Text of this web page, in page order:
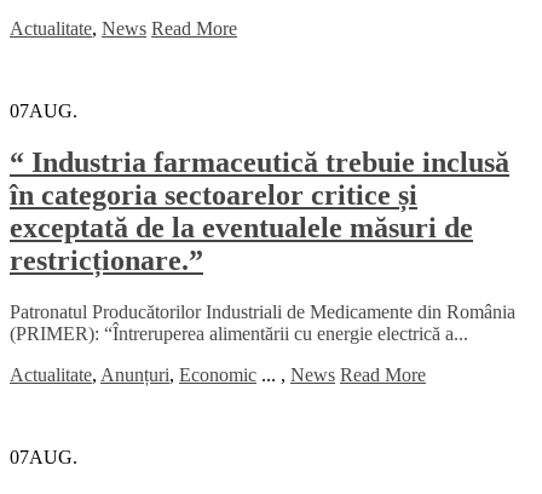
Actualitate, News Read More
07AUG.
“ Industria farmaceutică trebuie inclusă
în categoria sectoarelor critice și
exceptată de la eventualele măsuri de
restricționare.”
Patronatul Producătorilor Industriali de Medicamente din România
(PRIMER): “Întreruperea alimentării cu energie electrică a...
Actualitate, Anunțuri, Economic ... , News Read More
07AUG.